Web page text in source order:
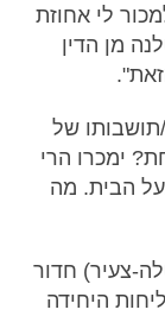
לי אחוזת
מן הדין
תושבותו של
ימכרו הרי
הבית. מה
צעיר) חדור
היחידה